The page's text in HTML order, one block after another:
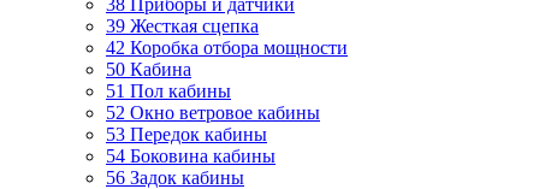
38 Приборы и датчики
39 Жесткая сцепка
42 Коробка отбора мощности
50 Кабина
51 Пол кабины
52 Окно ветровое кабины
53 Передок кабины
54 Боковина кабины
56 Задок кабины